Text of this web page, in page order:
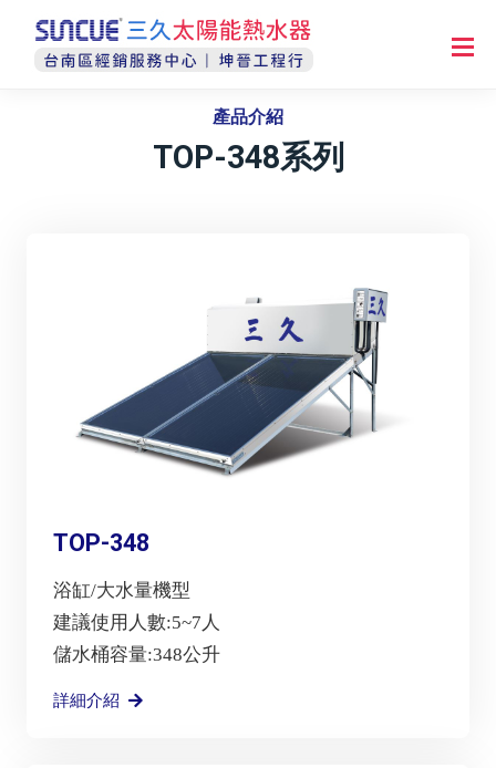
產品介紹
TOP-348系列
TOP-348
浴缸/大水量機型
建議使用人數:5~7人
儲水桶容量:348公升
詳細介紹